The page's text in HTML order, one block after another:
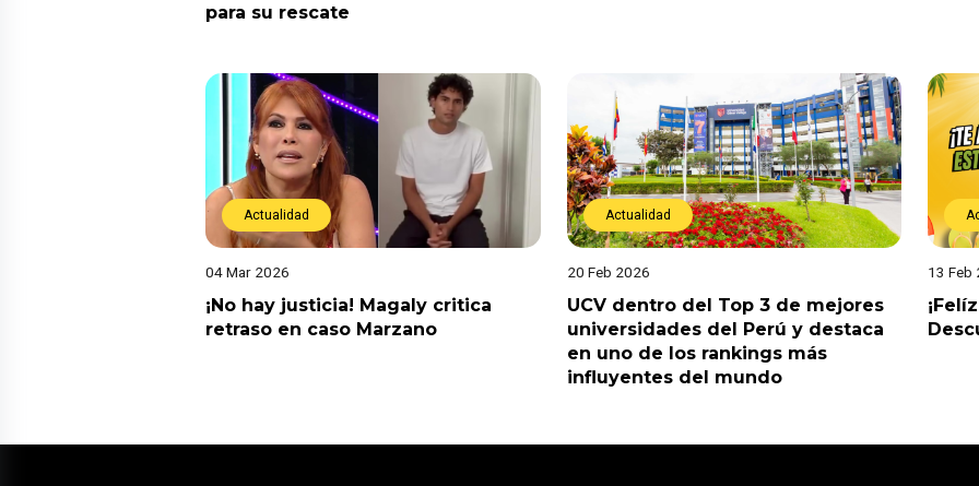
para su rescate
Actualidad
04 Mar 2026
¡No hay justicia! Magaly critica
retraso en caso Marzano
Actualidad
20 Feb 2026
UCV dentro del Top 3 de mejores
universidades del Perú y destaca
en uno de los rankings más
influyentes del mundo
13 Feb